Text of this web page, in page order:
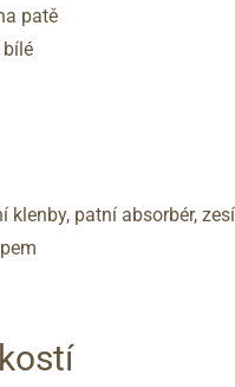
patě
bílé
klenby, patní absorbér,